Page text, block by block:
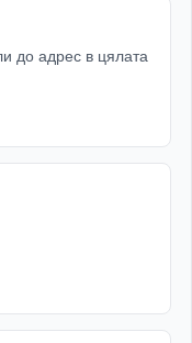
до адрес в цялата